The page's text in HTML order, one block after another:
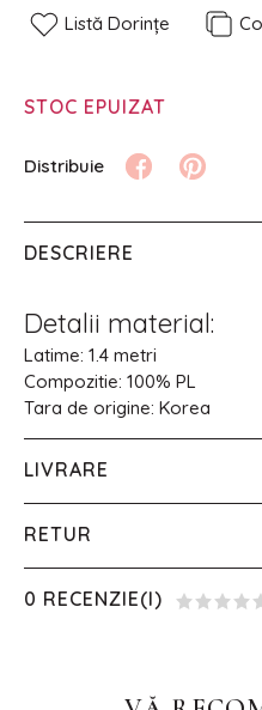
Listă Dorințe
STOC EPUIZAT
DESCRIERE
Detalii material:
Latime: 1.4 metri
Compozitie: 100% PL
Tara de origine: Korea
LIVRARE
RETUR
0 RECENZIE(I)